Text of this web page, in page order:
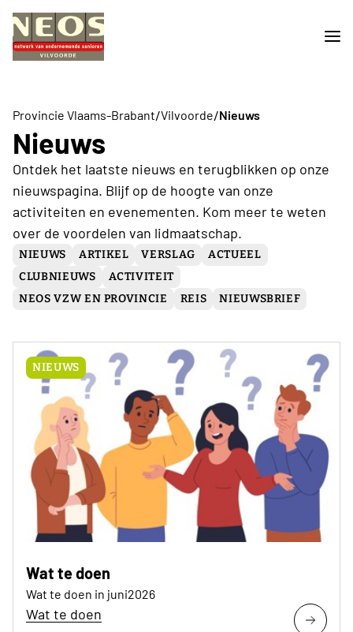
Provincie Vlaams-Brabant/Vilvoorde/Nieuws
Nieuws
Ontdek het laatste nieuws en terugblikken op onze
nieuwspagina. Blijf op de hoogte van onze
activiteiten en evenementen. Kom meer te weten
over de voordelen van lidmaatschap.
NIEUWS ARTIKEL VERSLAG
ACTUEEL
CLUBNIEUWS
ACTIVITEIT
NEOS VZW EN PROVINCIE
REIS NIEUWSBRIEF
NIEUWS
Wat te doen
Wat te doen in juni2026
Wat te doen